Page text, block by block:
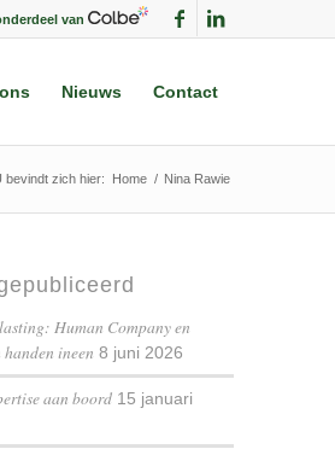
van
Nieuws Contact
bevindt zich hier: Home / Nina Rawie
Human Company en
ineen 8 juni 2026
aan boord 15 januari